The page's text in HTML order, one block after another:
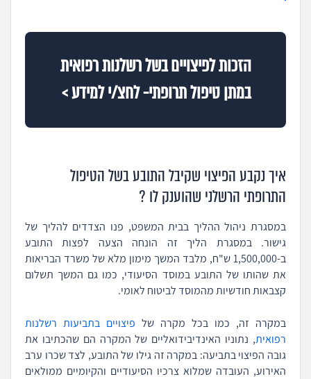
הזכות לפיצויים בשל רשלנות רפואית
במתן טיפול תרופתי- לחצ/י למידע >
איך נקבע הפיצוי שקיבל התובע בשל הטיפול
התרופתי הרשלני שהוענק לו ?
במסגרת ניהול ההליך בבית המשפט, פנו הצדדים להליך של
גישור. במסגרת הליך זה הונחה הצעה לפצות התובע
ב-1,500,000 ש"ח, מלבד המשך מימון מלא של משרד הבריאות
את שהותו של התובע במוסד הסיעודי, כמו גם המשך תשלום
קצבאות חודשיות מהמוסד לביטוח לאומי.
במקרה זה, כמו בכל מקרה של פיצויים בתביעות רשלנות
רפואית, נתוניו האינדיבידואליים של המקרה הם שהכתיבו את
גובה הפיצוי בתביעה: במקרה זה גילו של התובע, לצד שכרו ערב
האירוע, העובדה שמלוא צרכיו הסיעודיים והקיומיים ממולאים